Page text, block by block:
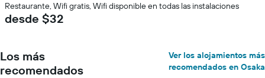
Restaurante, Wifi gratis, Wifi disponible en todas las instalaciones
desde $32
Los más
recomendados
Ver los alojamientos más
recomendados en Osaka